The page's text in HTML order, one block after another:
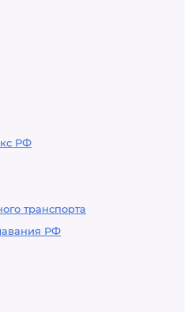
РФ
транспорта
РФ